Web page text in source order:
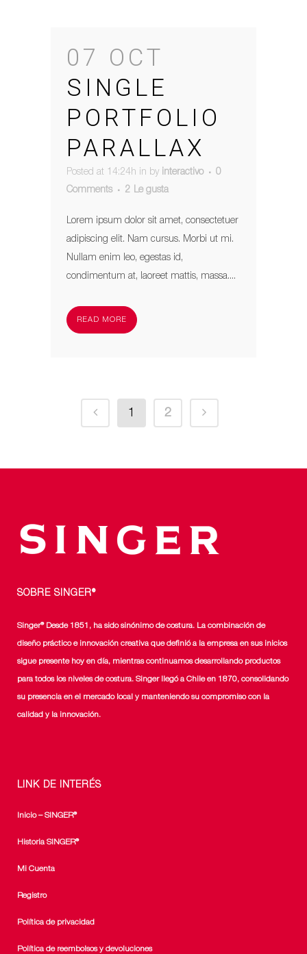
07 OCT
SINGLE
PORTFOLIO
PARALLAX
Posted at 14:24h in by interactivo
0
Comments
2 Le gusta
Lorem ipsum dolor sit amet, consectetuer
adipiscing elit. Nam cursus. Morbi ut mi.
Nullam enim leo, egestas id,
condimentum at, laoreet mattis, massa....
READ MORE
1 2
SOBRE SINGER®
Singer® Desde 1851, ha sido sinónimo de costura. La combinación de
diseño práctico e innovación creativa que definió a la empresa en sus inicios
sigue presente hoy en día, mientras continuamos desarrollando productos
para todos los niveles de costura. Singer llegó a Chile en 1870, consolidando
su presencia en el mercado local y manteniendo su compromiso con la
calidad y la innovación.
LINK DE INTERÉS
Inicio – SINGER®
Historia SINGER®
Mi Cuenta
Registro
Política de privacidad
Política de reembolsos y devoluciones